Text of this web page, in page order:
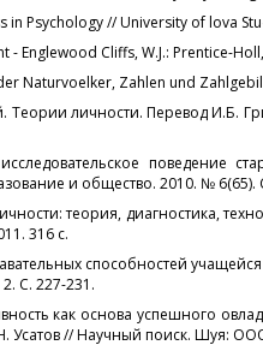
Psychology // University of lova
- Englewood Cliffs, W.J.: Prentice-
Naturvoelker, Zahlen und
личности. Перевод И.Б.
поведение
и общество. 2010. № 6(65).
теория, диагностика,
316 с.
способностей
С. 227-231.
как основа успешного
Усатов // Научный поиск. Шуя: